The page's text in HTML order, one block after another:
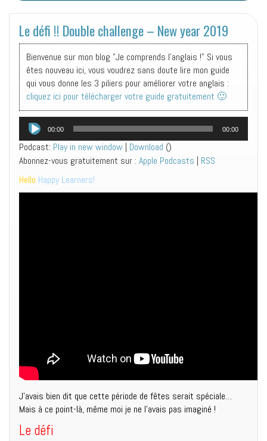
Le défi !! Double challenge – New year 2019
Bienvenue sur mon blog "Je comprends l'anglais !" Si vous
êtes nouveau ici, vous voudrez sans doute lire mon guide
qui vous donne les 3 piliers pour améliorer votre anglais :
cliquez ici pour télécharger votre guide gratuitement 🙂
Lecteur
audio
00:00 00:00
Podcast: Play in new window | Download ()
Abonnez-vous gratuitement sur : Apple Podcasts | RSS
Hello Happy Learners!
J’avais bien dit que cette période de fêtes serait spéciale…
Mais à ce point-là, même moi je ne l’avais pas imaginé !
Le défi